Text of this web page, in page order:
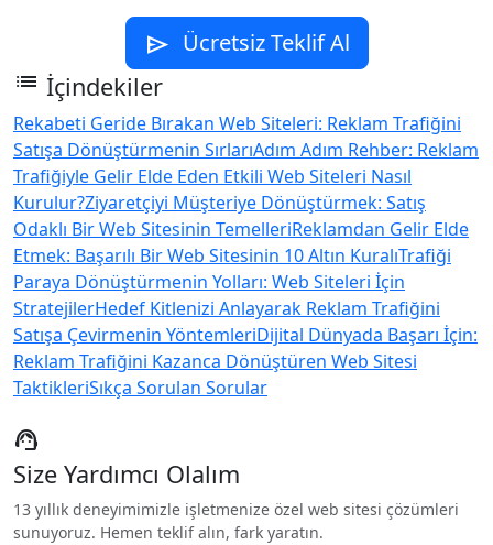
send Ücretsiz Teklif Al
list İçindekiler
Rekabeti Geride Bırakan Web Siteleri: Reklam Trafiğini
Satışa Dönüştürmenin SırlarıAdım Adım Rehber: Reklam
Trafiğiyle Gelir Elde Eden Etkili Web Siteleri Nasıl
Kurulur?Ziyaretçiyi Müşteriye Dönüştürmek: Satış
Odaklı Bir Web Sitesinin TemelleriReklamdan Gelir Elde
Etmek: Başarılı Bir Web Sitesinin 10 Altın KuralıTrafiği
Paraya Dönüştürmenin Yolları: Web Siteleri İçin
StratejilerHedef Kitlenizi Anlayarak Reklam Trafiğini
Satışa Çevirmenin YöntemleriDijital Dünyada Başarı İçin:
Reklam Trafiğini Kazanca Dönüştüren Web Sitesi
TaktikleriSıkça Sorulan Sorular
support_agent
Size Yardımcı Olalım
13 yıllık deneyimimizle işletmenize özel web sitesi çözümleri
sunuyoruz. Hemen teklif alın, fark yaratın.